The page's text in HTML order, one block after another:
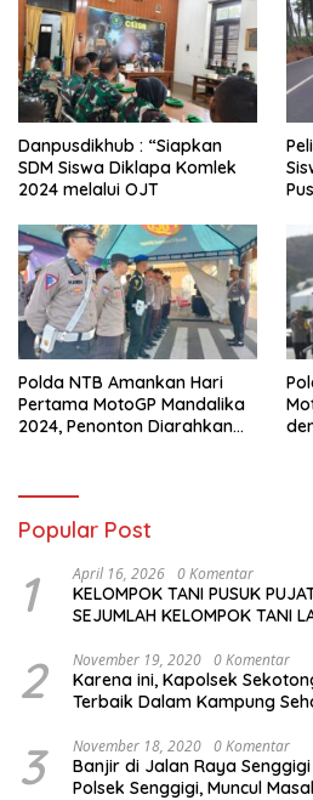
Danpusdikhub : “Siapkan
SDM Siswa Diklapa Komlek
2024 melalui OJT
Polda NTB Amankan Hari
Pertama MotoGP Mandalika
2024, Penonton Diarahkan
Popular Post
1 April 16, 2026 0 Komentar
KELOMPOK TANI PUSUK
SEJUMLAH KELOMPOK TANI
MENYUKSESKAN PROGRAM
HORTIKULTURA, KHUSUSNYA
BAWANG PUTIH DARI APBN
2 November 19, 2020 0 Komentar
Karena ini, Kapolsek
Terbaik Dalam Kampung
3 November 18, 2020 0 Komentar
Banjir di Jalan Raya
Polsek Senggigi, Muncul